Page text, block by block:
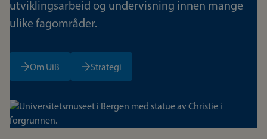
utviklingsarbeid og undervisning innen mange
ulike fagområder.
Om UiB Strategi
Bilde